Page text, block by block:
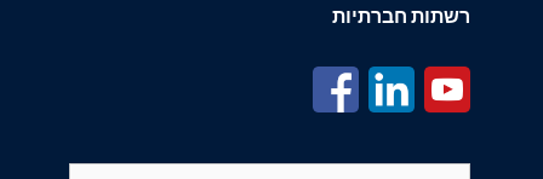
רשתות חברתיות